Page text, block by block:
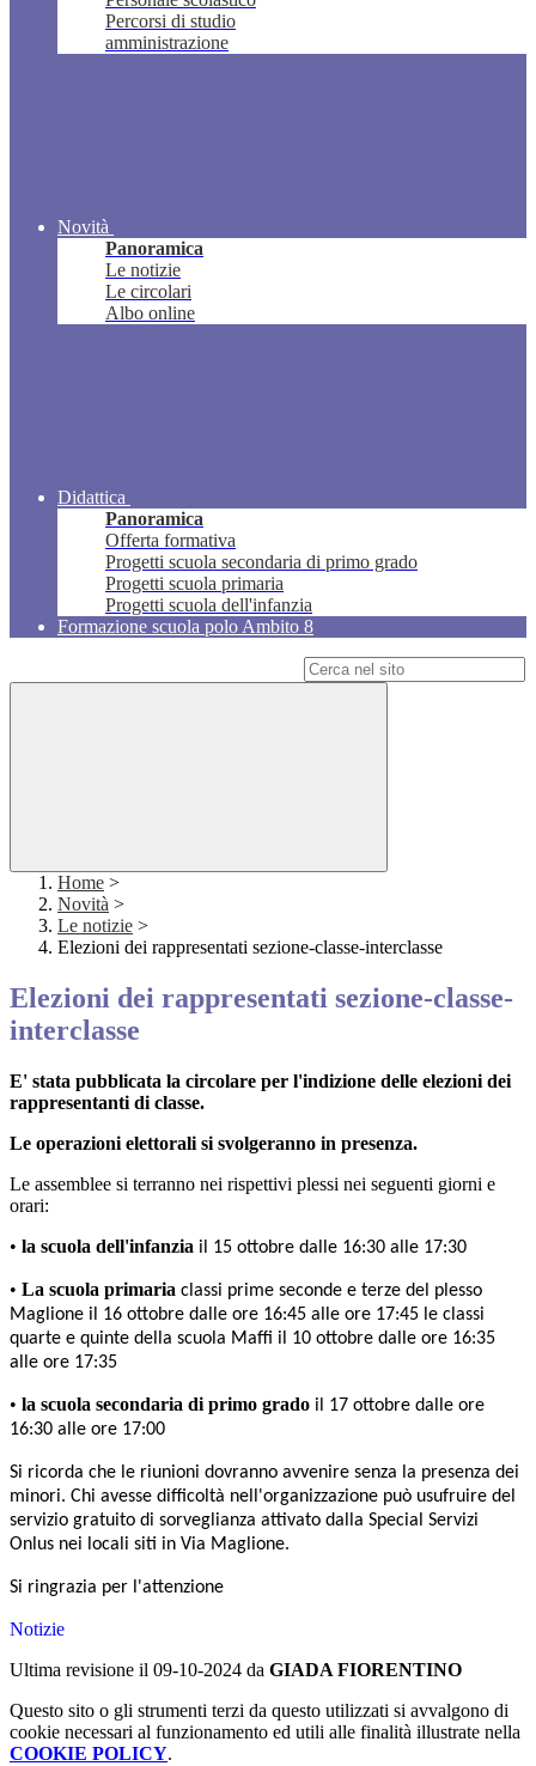
Percorsi di studio
amministrazione
Novità
Panoramica
Le notizie
Le circolari
Albo online
Didattica
Panoramica
Offerta formativa
Progetti scuola secondaria di primo grado
Progetti scuola primaria
Progetti scuola dell'infanzia
Formazione scuola polo Ambito 8
Home >
Novità >
Le notizie >
Elezioni dei rappresentati sezione-classe-interclasse
Elezioni dei rappresentati sezione-classe-
interclasse
E' stata pubblicata la circolare per l'indizione delle elezioni dei
rappresentanti di classe.
Le operazioni elettorali si svolgeranno in presenza.
Le assemblee si terranno nei rispettivi plessi nei seguenti giorni e
orari:
• la scuola dell'infanzia il 15 ottobre dalle 16:30 alle 17:30
• La scuola primaria classi prime seconde e terze del plesso
Maglione il 16 ottobre dalle ore 16:45 alle ore 17:45 le classi
quarte e quinte della scuola Maffi il 10 ottobre dalle ore 16:35
alle ore 17:35
• la scuola secondaria di primo grado il 17 ottobre dalle ore
16:30 alle ore 17:00
Si ricorda che le riunioni dovranno avvenire senza la presenza dei
minori. Chi avesse difficoltà nell'organizzazione può usufruire del
servizio gratuito di sorveglianza attivato dalla Special Servizi
Onlus nei locali siti in Via Maglione.
Si ringrazia per l'attenzione
Notizie
Ultima revisione il 09-10-2024 da GIADA FIORENTINO
Questo sito o gli strumenti terzi da questo utilizzati si avvalgono di
cookie necessari al funzionamento ed utili alle finalità illustrate nella
COOKIE POLICY.